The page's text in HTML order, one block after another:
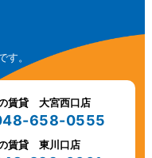
す。
賃貸 大宮西口店
658-0555
賃貸 東川口店